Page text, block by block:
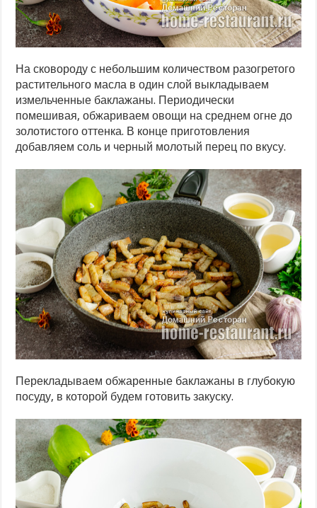
На сковороду с небольшим количеством разогретого
растительного масла в один слой выкладываем
измельченные баклажаны. Периодически
помешивая, обжариваем овощи на среднем огне до
золотистого оттенка. В конце приготовления
добавляем соль и черный молотый перец по вкусу.
Перекладываем обжаренные баклажаны в глубокую
посуду, в которой будем готовить закуску.